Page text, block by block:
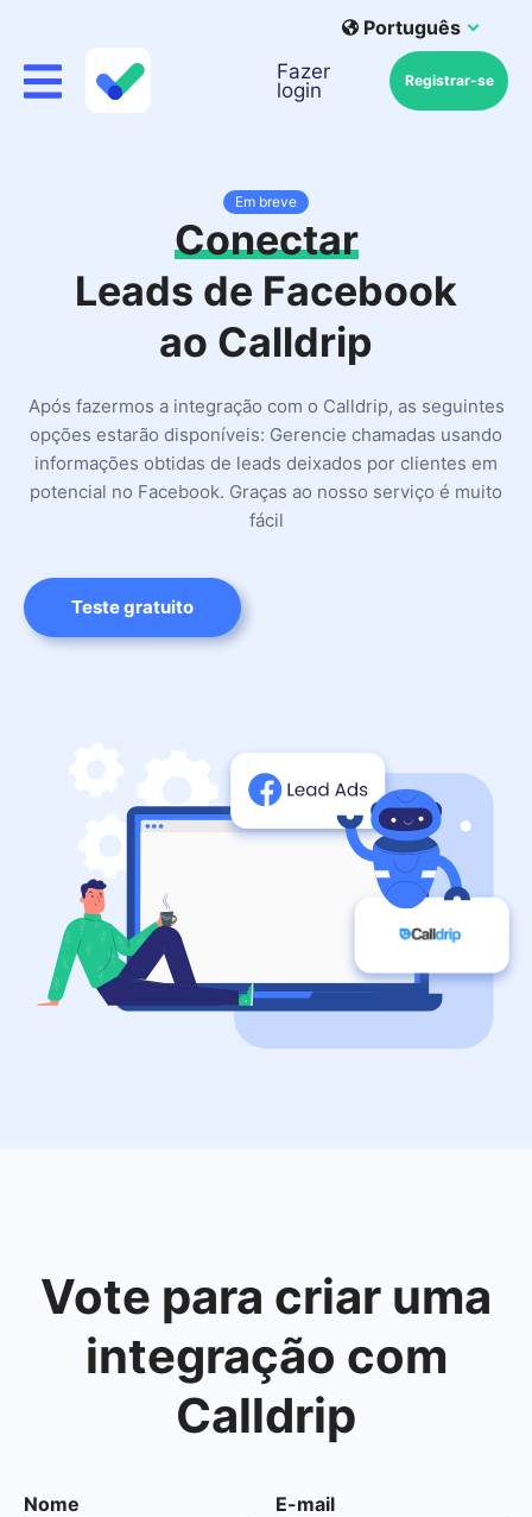
Português
Fazer
login
Registrar-se
Em breve
Conectar
Leads de Facebook
ao Calldrip
Após fazermos a integração com o Calldrip, as seguintes
opções estarão disponíveis: Gerencie chamadas usando
informações obtidas de leads deixados por clientes em
potencial no Facebook. Graças ao nosso serviço é muito
fácil
Teste gratuito
Vote para criar uma
integração com
Calldrip
Nome E-mail